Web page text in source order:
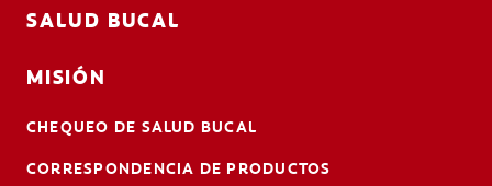
SALUD BUCAL
MISIÓN
CHEQUEO DE SALUD BUCAL
CORRESPONDENCIA DE PRODUCTOS